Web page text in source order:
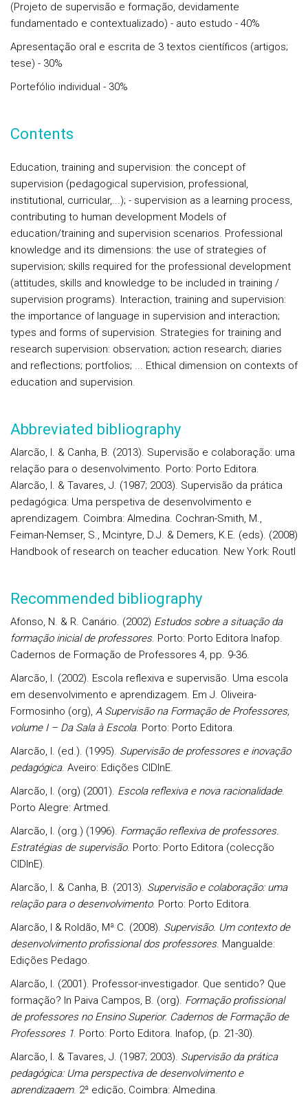
(Projeto de supervisão e formação, devidamente
fundamentado e contextualizado) - auto estudo - 40%
Apresentação oral e escrita de 3 textos científicos (artigos;
tese) - 30%
Portefólio individual - 30%
Contents
Education, training and supervision: the concept of
supervision (pedagogical supervision, professional,
institutional, curricular,...); - supervision as a learning process,
contributing to human development Models of
education/training and supervision scenarios. Professional
knowledge and its dimensions: the use of strategies of
supervision; skills required for the professional development
(attitudes, skills and knowledge to be included in training /
supervision programs). Interaction, training and supervision:
the importance of language in supervision and interaction;
types and forms of supervision. Strategies for training and
research supervision: observation; action research; diaries
and reflections; portfolios; ... Ethical dimension on contexts of
education and supervision.
Abbreviated bibliography
Alarcão, I. & Canha, B. (2013). Supervisão e colaboração: uma
relação para o desenvolvimento. Porto: Porto Editora.
Alarcão, I. & Tavares, J. (1987; 2003). Supervisão da prática
pedagógica: Uma perspetiva de desenvolvimento e
aprendizagem. Coimbra: Almedina. Cochran-Smith, M.,
Feiman-Nemser, S., Mcintyre, D.J. & Demers, K.E. (eds). (2008)
Handbook of research on teacher education. New York: Routl
Recommended bibliography
Afonso, N. & R. Canário. (2002) Estudos sobre a situação da
formação inicial de professores. Porto: Porto Editora Inafop.
Cadernos de Formação de Professores 4, pp. 9-36.
Alarcão, I. (2002). Escola reflexiva e supervisão. Uma escola
em desenvolvimento e aprendizagem. Em J. Oliveira-
Formosinho (org), A Supervisão na Formação de Professores,
volume I – Da Sala à Escola. Porto: Porto Editora.
Alarcão, I. (ed.). (1995). Supervisão de professores e inovação
pedagógica. Aveiro: Edições CIDInE.
Alarcão, I. (org) (2001). Escola reflexiva e nova racionalidade.
Porto Alegre: Artmed.
Alarcão, I. (org.) (1996). Formação reflexiva de professores.
Estratégias de supervisão. Porto: Porto Editora (colecção
CIDInE).
Alarcão, I. & Canha, B. (2013). Supervisão e colaboração: uma
relação para o desenvolvimento. Porto: Porto Editora.
Alarcão, I & Roldão, Mª C. (2008). Supervisão. Um contexto de
desenvolvimento profissional dos professores. Mangualde:
Edições Pedago.
Alarcão, I. (2001). Professor-investigador. Que sentido? Que
formação? In Paiva Campos, B. (org). Formação profissional
de professores no Ensino Superior. Cadernos de Formação de
Professores 1. Porto: Porto Editora. Inafop, (p. 21-30).
Alarcão, I. & Tavares, J. (1987; 2003). Supervisão da prática
pedagógica: Uma perspectiva de desenvolvimento e
aprendizagem. 2ª edição, Coimbra: Almedina.